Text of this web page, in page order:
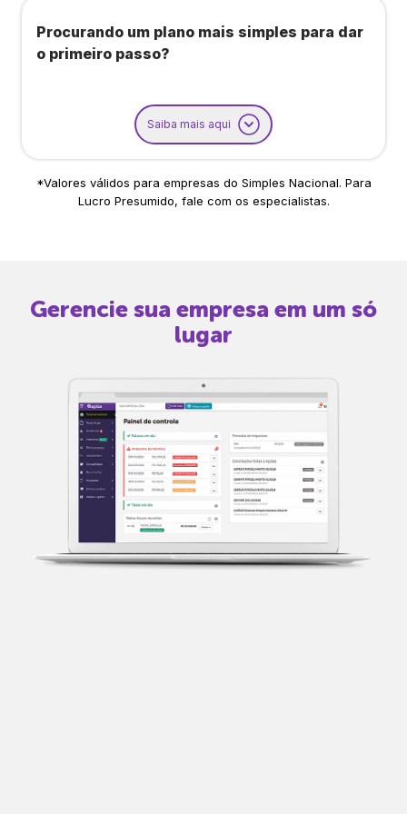
Procurando um plano mais simples para dar
o primeiro passo?
Saiba mais aqui
*Valores válidos para empresas do Simples Nacional. Para
Lucro Presumido, fale com os especialistas.
Gerencie sua empresa em um só
lugar